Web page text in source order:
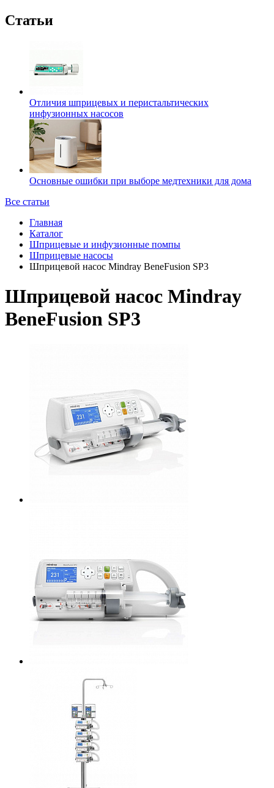
Статьи
Отличия шприцевых и перистальтических
инфузионных насосов
Основные ошибки при выборе медтехники для дома
Все статьи
Главная
Каталог
Шприцевые и инфузионные помпы
Шприцевые насосы
Шприцевой насос Mindray BeneFusion SP3
Шприцевой насос Mindray
BeneFusion SP3